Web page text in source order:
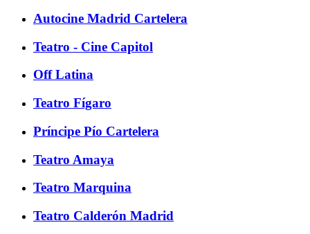
Autocine Madrid Cartelera
Teatro - Cine Capitol
Off Latina
Teatro Fígaro
Príncipe Pío Cartelera
Teatro Amaya
Teatro Marquina
Teatro Calderón Madrid